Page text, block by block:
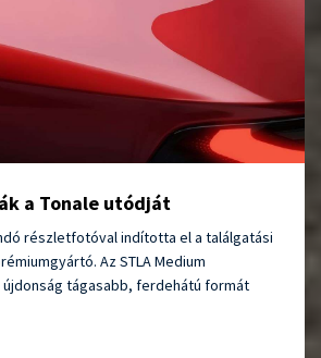
a Tonale utódját
részletfotóval indította el a találgatási
Az STLA Medium
tágasabb, ferdehátú formát